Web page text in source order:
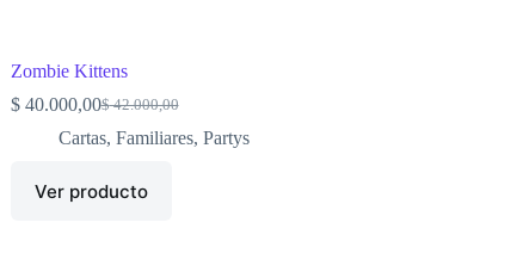
Zombie Kittens
$42.000,00
Original
price
$40.000,00Current
price
Cartas, Familiares, Partys
Ver producto